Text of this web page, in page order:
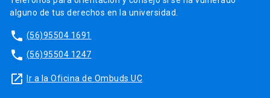
alguno de tus derechos en la universidad.
phone (56)95504 1691
phone (56)95504 1247
launch Ir a la Oficina de Ombuds UC